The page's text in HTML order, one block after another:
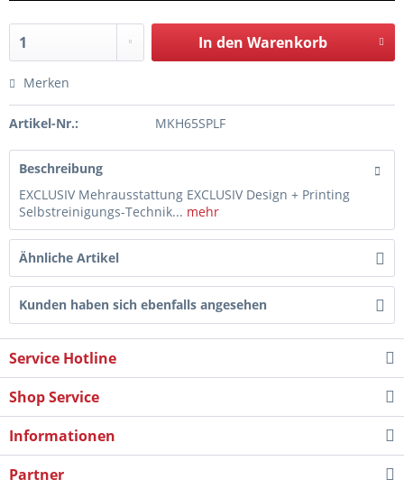
In den Warenkorb
Merken
Artikel-Nr.: MKH65SPLF
Beschreibung
EXCLUSIV Mehrausstattung EXCLUSIV Design + Printing
Selbstreinigungs-Technik... mehr
Ähnliche Artikel
Kunden haben sich ebenfalls angesehen
Service Hotline
Shop Service
Informationen
Partner